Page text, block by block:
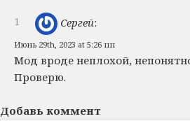
1 Сергей:
Июнь 29th, 2023 at 5:26 пп
Мод вроде неплохой,
Проверю.
Добавь коммент